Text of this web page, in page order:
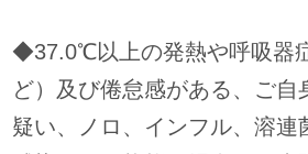
◆37.0℃以上の発熱や呼吸器
ど）及び倦怠感がある、ご自
疑い、ノロ、インフル、溶連